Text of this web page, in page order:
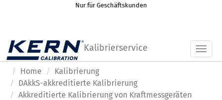
Nur für Geschäftskunden
Kalibrierservice
Home
Kalibrierung
DAkkS-akkreditierte Kalibrierung
Akkreditierte Kalibrierung von Kraftmessgeräten